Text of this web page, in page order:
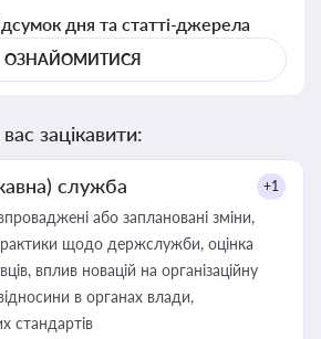
дня та статті-джерела
ОЗНАЙОМИТИСЯ
зацікавити:
служба +1
або заплановані зміни,
щодо держслужби, оцінка
вплив новацій на організаційну
в органах влади,
стандартів